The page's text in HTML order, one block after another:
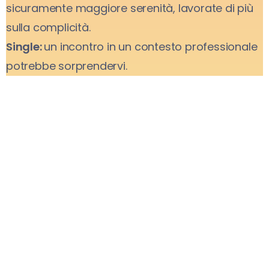
sicuramente maggiore serenità, lavorate di più
sulla complicità.
Single:un incontro in un contesto professionale
potrebbe sorprendervi.